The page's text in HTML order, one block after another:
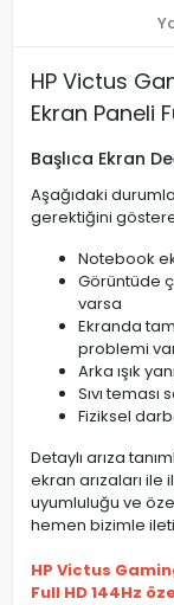
HP Victus
Ekran Paneli
Başlıca Ekran
Aşağıdaki
gerektiğini
Notebook
Görüntüde
varsa
Ekranda
problemi
Arka ışık
Sıvı
Fiziksel
Detaylı arıza
ekran arızaları
uyumluluğu ve
hemen bizimle
HP Victus
Full HD 144Hz